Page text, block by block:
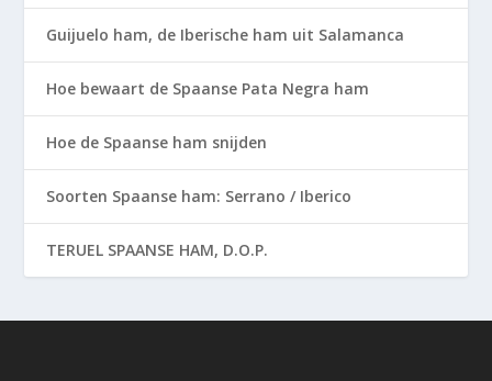
Guijuelo ham, de Iberische ham uit Salamanca
Hoe bewaart de Spaanse Pata Negra ham
Hoe de Spaanse ham snijden
Soorten Spaanse ham: Serrano / Iberico
TERUEL SPAANSE HAM, D.O.P.